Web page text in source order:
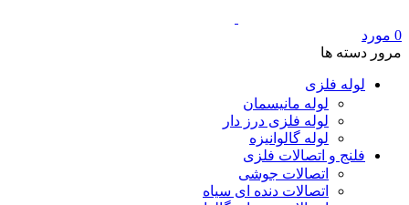
0 مورد
مرور دسته ها
لوله فلزی
لوله مانیسمان
لوله فلزی درز دار
لوله گالوانیزه
فلنج و اتصالات فلزی
اتصالات جوشی
اتصالات دنده ای سیاه